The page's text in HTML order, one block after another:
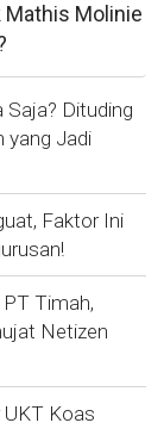
Mathis Molinie
Saja? Dituding
yang Jadi
Faktor Ini
Timah,
Netizen
UKT Koas